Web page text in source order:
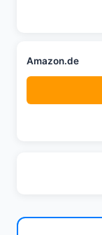
Amazon.de